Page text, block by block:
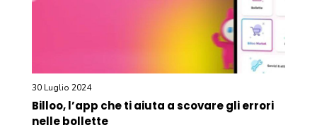
30 Luglio 2024
Billoo, l’app che ti aiuta a scovare gli errori
nelle bollette